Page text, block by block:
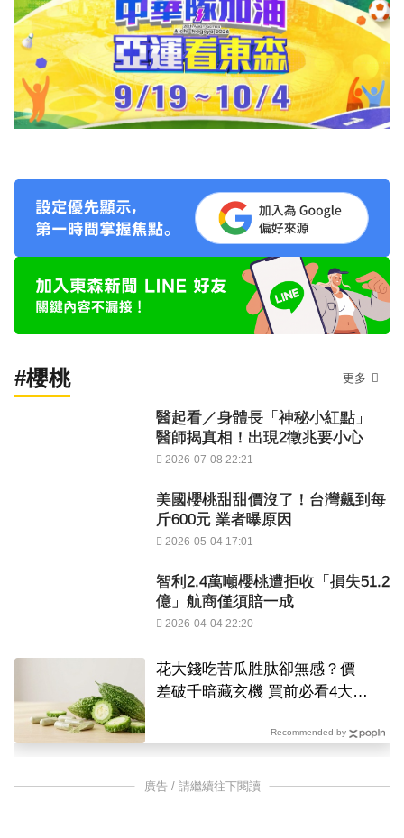
#櫻桃 更多
醫起看／身體長「神秘小紅點」
醫師揭真相！出現2徵兆要小心
2026-07-08 22:21
美國櫻桃甜甜價沒了！台灣飆到每
斤600元 業者曝原因
2026-05-04 17:01
智利2.4萬噸櫻桃遭拒收「損失51.2
億」航商僅須賠一成
2026-04-04 22:20
花大錢吃苦瓜胜肽卻無感？價
差破千暗藏玄機 買前必看4大關
Recommended by
廣告 / 請繼續往下閱讀